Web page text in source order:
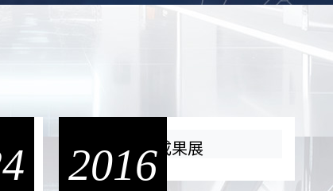
統
2016
105級畢業成果展